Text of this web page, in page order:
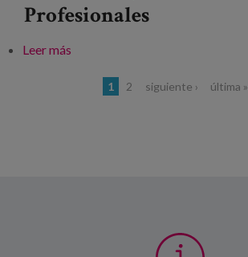
Profesionales
Leer más
inclusión y oportunidades”
1 2 siguiente › última »